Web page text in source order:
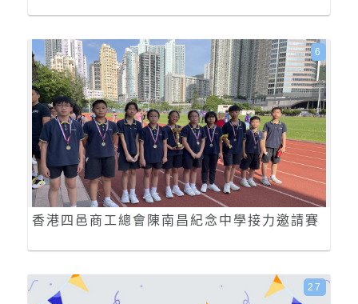
香港四邑商工總會陳南昌紀念中學接力邀請賽
6
27